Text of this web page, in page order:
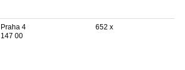
Praha 4
147 00
652 x